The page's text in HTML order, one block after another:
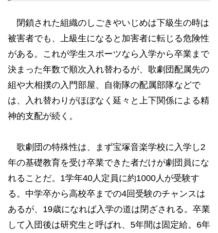
閉鎖された組織のしごきやいじめは下級生の時は
被害者でも、上級生になると加害者に転じる危険性
がある。これが学生スポーツなら入学から卒業まで
決まった年数で順次入れ替わるが、歌劇団配属先の
組や大相撲の入門部屋、自衛隊の配属部隊などで
は、入れ替わりがほぼなく延々と上下関係による精
神的支配が続く。
歌劇団の特殊性は、まず宝塚音楽学校に入学し2
年の基礎教育を受け卒業できた者だけが劇団員にな
れることだ。1学年40人定員に約1000人が受験す
る。中学卒から高校卒までの4回受験のチャンスは
あるが、19歳になれば入学の道は閉ざされる。卒業
して入団後は研究生と呼ばれ、5年間は固定給。6年